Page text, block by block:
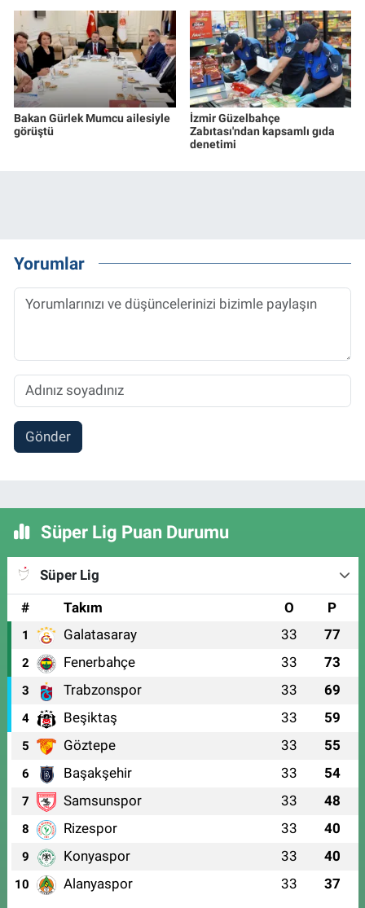
Bakan Gürlek Mumcu ailesiyle
görüştü
İzmir Güzelbahçe
Zabıtası'ndan kapsamlı gıda
denetimi
Yorumlar
Gönder
Süper Lig Puan Durumu
Süper Lig
#
Takım O P
1 Galatasaray 33 77
2 Fenerbahçe 33 73
3 Trabzonspor 33 69
4 Beşiktaş 33 59
5 Göztepe 33 55
6 Başakşehir 33 54
7 Samsunspor 33 48
8 Rizespor 33 40
9 Konyaspor 33 40
10 Alanyaspor 33 37